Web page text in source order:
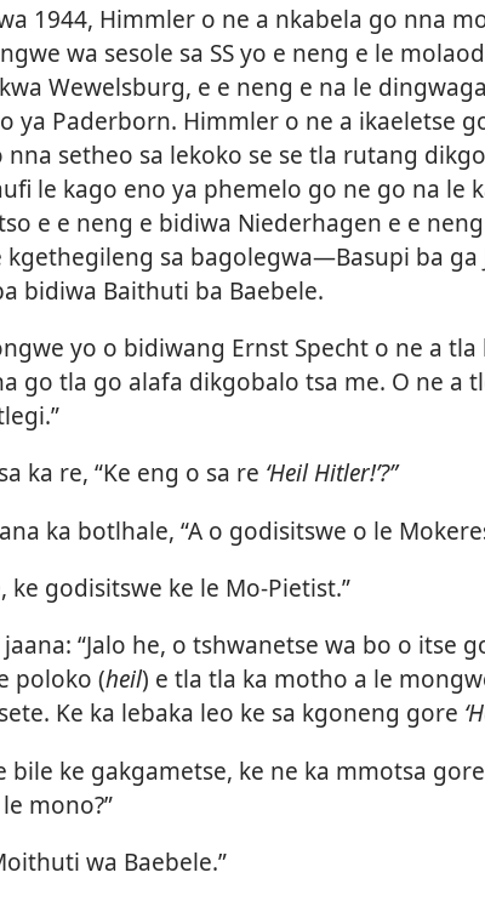
1944, Himmler o ne a nkabela go nna
wa sesole sa SS yo e neng e le
Wewelsburg, e e neng e na le
ya Paderborn. Himmler o ne a ikaeletse
setheo sa lekoko se se tla rutang
le kago eno ya phemelo go ne go na le
e e neng e bidiwa Niederhagen e e
kgethegileng sa bagolegwa—Basupi ba ga
bidiwa Baithuti ba Baebele.
yo o bidiwang Ernst Specht o ne a tla
go tla go alafa dikgobalo tsa me. O ne a
ka re, “Ke eng o sa re ‘Heil Hitler!’?”
ka botlhale, “A o godisitswe o le
ke godisitswe ke le Mo-Pietist.”
“Jalo he, o tshwanetse wa bo o itse
poloko (heil) e tla tla ka motho a le
Ke ka lebaka leo ke sa kgoneng gore
bile ke gakgametse, ke ne ka mmotsa
mono?”
wa Baebele.”